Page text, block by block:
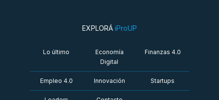
EXPLORÁ iProUP
Lo último
Economía
Digital
Finanzas 4.0
Empleo 4.0 Innovación Startups